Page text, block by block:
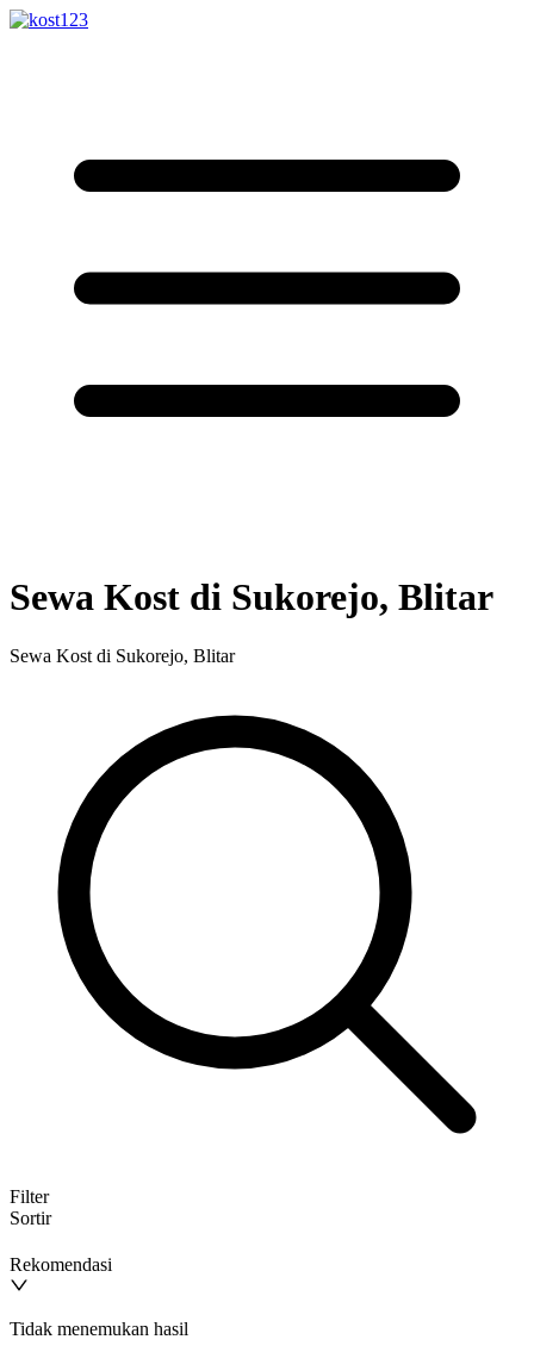
Sewa Kost di Sukorejo, Blitar
Sewa Kost di Sukorejo, Blitar
Filter
Sortir
Rekomendasi
Tidak menemukan hasil